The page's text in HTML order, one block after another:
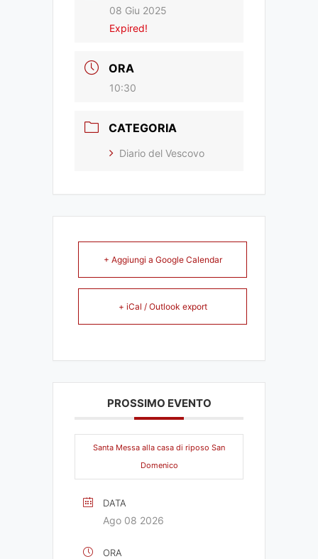
08 Giu 2025
Expired!
ORA
10:30
CATEGORIA
Diario del Vescovo
+ Aggiungi a Google Calendar
+ iCal / Outlook export
PROSSIMO EVENTO
Santa Messa alla casa di riposo San
Domenico
DATA
Ago 08 2026
ORA